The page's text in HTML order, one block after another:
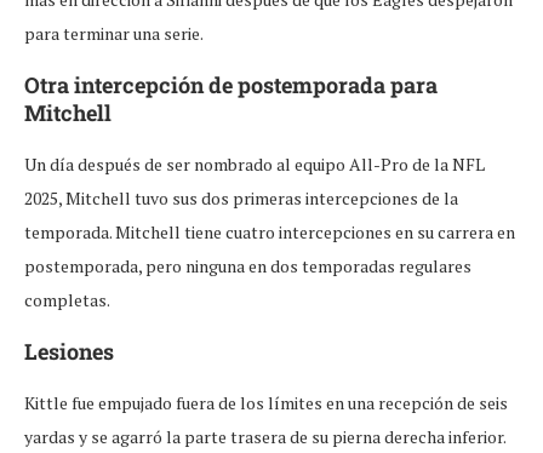
para terminar una serie.
Otra intercepción de postemporada para
Mitchell
Un día después de ser nombrado al equipo All-Pro de la NFL
2025, Mitchell tuvo sus dos primeras intercepciones de la
temporada. Mitchell tiene cuatro intercepciones en su carrera en
postemporada, pero ninguna en dos temporadas regulares
completas.
Lesiones
Kittle fue empujado fuera de los límites en una recepción de seis
yardas y se agarró la parte trasera de su pierna derecha inferior.